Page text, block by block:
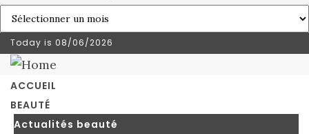
Archives
du
blog
Today is 08/06/2026
ACCUEIL
BEAUTÉ
Actualités beauté